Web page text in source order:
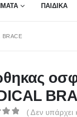
ΠΑΙΔΙΚΑ
( Δεν υπάρχει